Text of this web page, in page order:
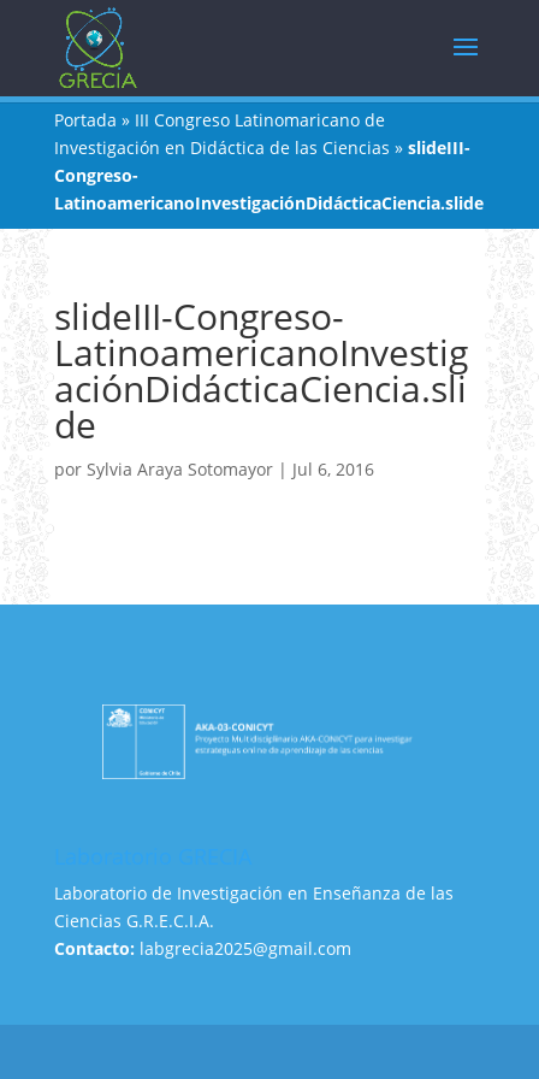
Portada » III Congreso Latinomaricano de
Investigación en Didáctica de las Ciencias » slideIII-
Congreso-
LatinoamericanoInvestigaciónDidácticaCiencia.slide
slideIII-Congreso-
LatinoamericanoInvestig
aciónDidácticaCiencia.sli
de
por Sylvia Araya Sotomayor| Jul 6, 2016
Laboratorio de Investigación en Enseñanza de las
Ciencias G.R.E.C.I.A.
Contacto: labgrecia2025@gmail.com